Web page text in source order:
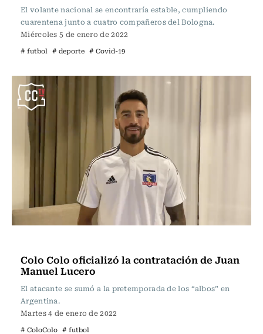
El volante nacional se encontraría estable, cumpliendo
cuarentena junto a cuatro compañeros del Bologna.
Miércoles 5 de enero de 2022
# futbol # deporte # Covid-19
Colo Colo oficializó la contratación de Juan
Manuel Lucero
El atacante se sumó a la pretemporada de los “albos” en
Argentina.
Martes 4 de enero de 2022
# ColoColo # futbol